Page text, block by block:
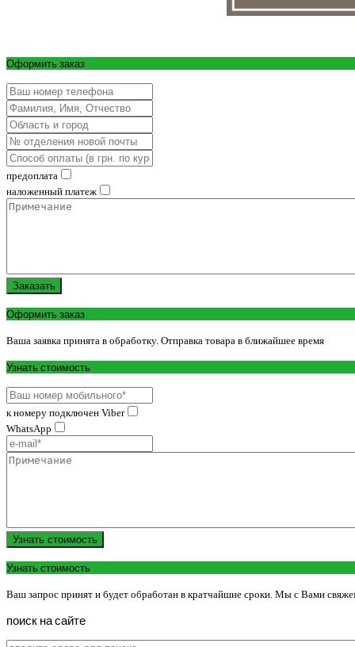
Оформить заказ
предоплата
наложенный платеж
Заказать
Оформить заказ
Ваша заявка принята в обработку. Отправка товара в ближайшее время
Узнать стоимость
к номеру подключен Viber
WhatsApp
Узнать стоимость
Узнать стоимость
Ваш запрос принят и будет обработан в кратчайшие сроки. Мы с Вами
поиск насайте